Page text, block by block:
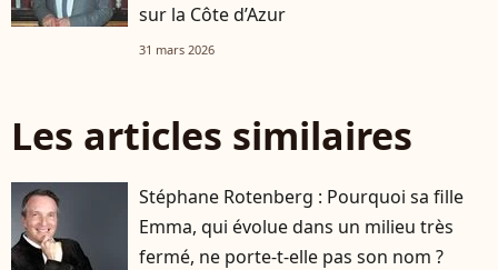
sur la Côte d’Azur
31 mars 2026
Les articles similaires
Stéphane Rotenberg : Pourquoi sa fille
Emma, qui évolue dans un milieu très
fermé, ne porte-t-elle pas son nom ?